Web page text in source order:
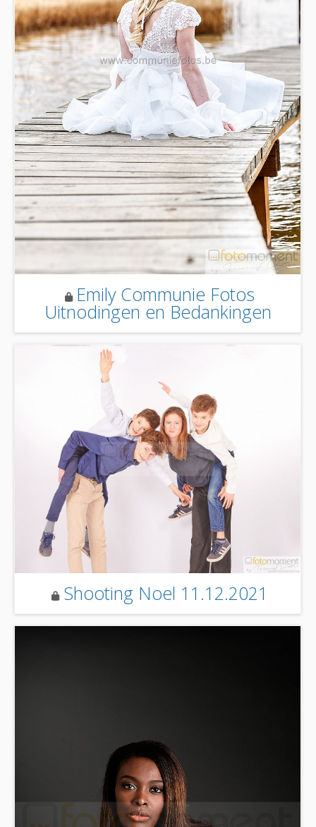
Emily Communie Fotos
Uitnodingen en Bedankingen
Shooting Noel 11.12.2021